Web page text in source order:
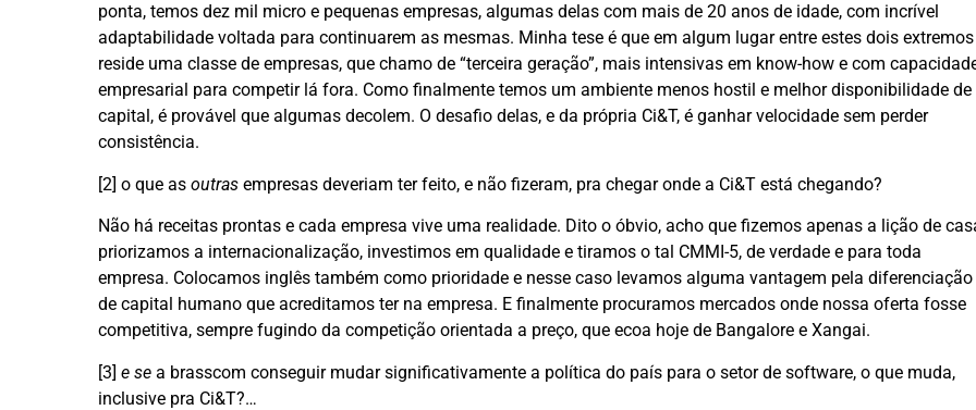
ponta, temos dez mil micro e pequenas empresas, algumas delas com mais de 20 anos de idade, com incrível
adaptabilidade voltada para continuarem as mesmas. Minha tese é que em algum lugar entre estes dois extremos
reside uma classe de empresas, que chamo de “terceira geração”, mais intensivas em know-how e com
empresarial para competir lá fora. Como finalmente temos um ambiente menos hostil e melhor disponibilidade de
capital, é provável que algumas decolem. O desafio delas, e da própria Ci&T, é ganhar velocidade sem perder
consistência.
[2] o que as outras empresas deveriam ter feito, e não fizeram, pra chegar onde a Ci&T está chegando?
Não há receitas prontas e cada empresa vive uma realidade. Dito o óbvio, acho que fizemos apenas a lição de
priorizamos a internacionalização, investimos em qualidade e tiramos o tal CMMI-5, de verdade e para toda
empresa. Colocamos inglês também como prioridade e nesse caso levamos alguma vantagem pela diferenciação
de capital humano que acreditamos ter na empresa. E finalmente procuramos mercados onde nossa oferta fosse
competitiva, sempre fugindo da competição orientada a preço, que ecoa hoje de Bangalore e Xangai.
[3] e se a brasscom conseguir mudar significativamente a política do país para o setor de software, o que muda,
inclusive pra Ci&T?…